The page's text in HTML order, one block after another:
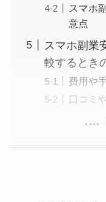
スマホ
意点
スマホ副業
較するとき
費用や
口コミ